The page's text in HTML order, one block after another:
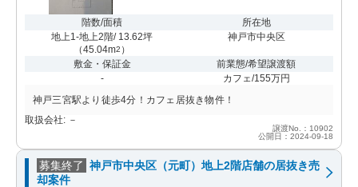
階数/面積
地上1-地上2階/ 13.62坪
（45.04m2 ）
所在地
神戸市中央区
敷金・保証金
-
前業態/希望譲渡額
カフェ/155万円
神戸三宮駅より徒歩4分！カフェ居抜き物件！
取扱会社: －
譲渡No.：10902
公開日：2024-09-18
募集終了 神戸市中央区（元町）地上2階店舗の居抜き売
却案件